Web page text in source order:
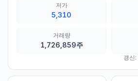
저가
5,310
거래량
1,726,859주
갱신: